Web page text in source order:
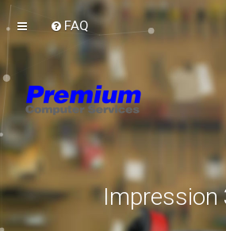
FAQ
Impression